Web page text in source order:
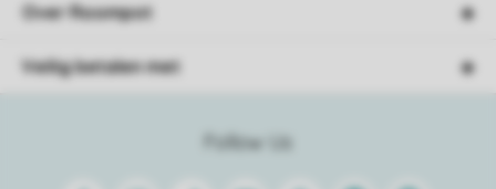
Follow Us
Over Roompot
Veilig betalen met